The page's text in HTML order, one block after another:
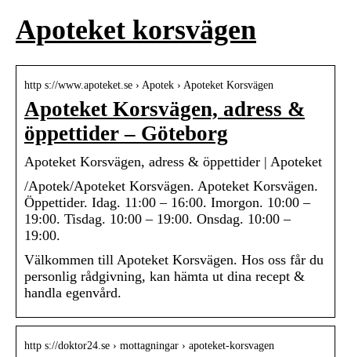
Apoteket korsvägen
http s://www.apoteket.se › Apotek › Apoteket Korsvägen
Apoteket Korsvägen, adress &
öppettider – Göteborg
Apoteket Korsvägen, adress & öppettider | Apoteket
/Apotek/Apoteket Korsvägen. Apoteket Korsvägen.
Öppettider. Idag. 11:00 – 16:00. Imorgon. 10:00 –
19:00. Tisdag. 10:00 – 19:00. Onsdag. 10:00 –
19:00.
Välkommen till Apoteket Korsvägen. Hos oss får du
personlig rådgivning, kan hämta ut dina recept &
handla egenvård.
http s://doktor24.se › mottagningar › apoteket-korsvagen